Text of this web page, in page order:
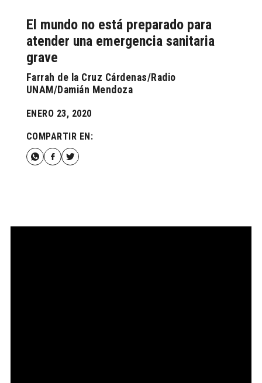
El mundo no está preparado para
atender una emergencia sanitaria
grave
Farrah de la Cruz Cárdenas/Radio
UNAM/Damián Mendoza
ENERO 23, 2020
COMPARTIR EN: